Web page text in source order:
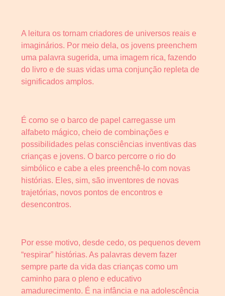
A leitura os tornam criadores de universos reais e
imaginários. Por meio dela, os jovens preenchem
uma palavra sugerida, uma imagem rica, fazendo
do livro e de suas vidas uma conjunção repleta de
significados amplos.
É como se o barco de papel carregasse um
alfabeto mágico, cheio de combinações e
possibilidades pelas consciências inventivas das
crianças e jovens. O barco percorre o rio do
simbólico e cabe a eles preenchê-lo com novas
histórias. Eles, sim, são inventores de novas
trajetórias, novos pontos de encontros e
desencontros.
Por esse motivo, desde cedo, os pequenos devem
“respirar” histórias. As palavras devem fazer
sempre parte da vida das crianças como um
caminho para o pleno e educativo
amadurecimento. É na infância e na adolescência